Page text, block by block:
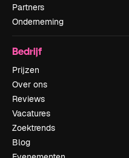
Partners
Onderneming
Bedrijf
Prijzen
Over ons
Reviews
Vacatures
Zoektrends
Blog